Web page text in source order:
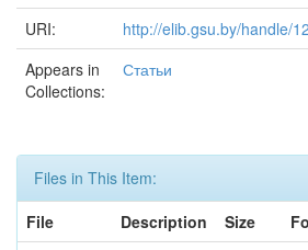
URI:
http://elib.gsu.by/handle/
Appears in
Collections:
Статьи
Files in This Item:
File
Description Size